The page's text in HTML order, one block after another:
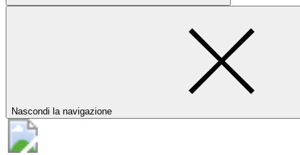
Nascondi la navigazione